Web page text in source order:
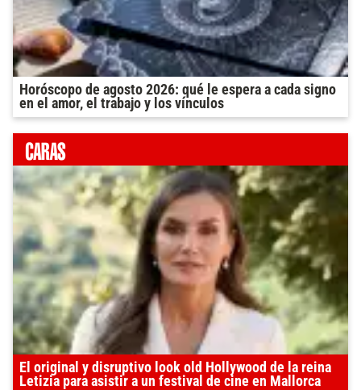
Horóscopo de agosto 2026: qué le espera a cada signo
en el amor, el trabajo y los vínculos
El original y disruptivo look old Hollywood de la reina
Letizia para asistir a un festival de cine en Mallorca